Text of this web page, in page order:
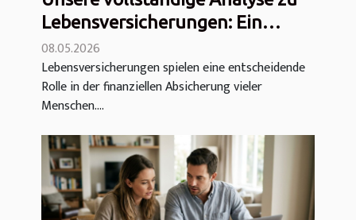
Lebensversicherungen: Ein
Überblick
08.05.2026
Lebensversicherungen spielen eine entscheidende
Rolle in der finanziellen Absicherung vieler
Menschen....